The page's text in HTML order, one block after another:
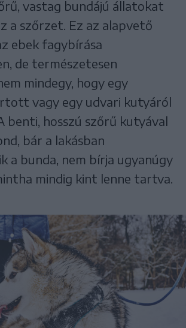
vastag bundájú állatokat
a szőrzet. Ez az alapvető
ebek fagybírása
de természetesen
mindegy, hogy egy
vagy egy udvari kutyáról
benti, hosszú szőrű kutyával
bár a lakásban
a bunda, nem bírja ugyanúgy
mindig kint lenne tartva.